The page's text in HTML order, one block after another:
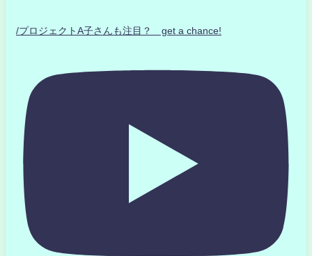
/プロジェクトA子さんも注目？ get a chance!